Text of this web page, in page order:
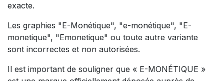
exacte.
Les graphies "E-Monétique", "e-monétique", "E-
monetique", "Emonetique" ou toute autre variante
sont incorrectes et non autorisées.
Il est important de souligner que « E-MONÉTIQUE »